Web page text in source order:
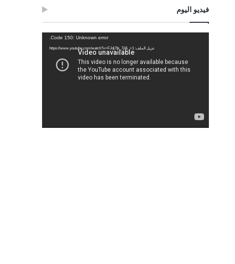
فيديو اليوم
Code 150: Unknown error.
تنزيل الملف: https://www.youtube.com/watch?v=FJdj7tk_7jI&_=1